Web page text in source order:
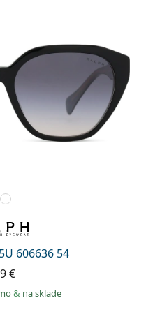
606636 54
€
& na sklade